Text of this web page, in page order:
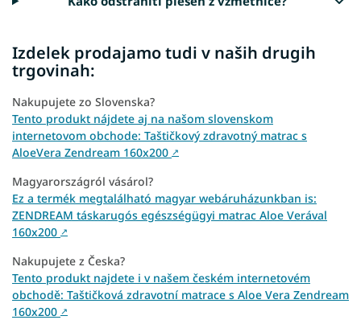
Izdelek prodajamo tudi v naših drugih
trgovinah:
Nakupujete zo Slovenska?
Tento produkt nájdete aj na našom slovenskom
internetovom obchode: Taštičkový zdravotný matrac s
AloeVera Zendream 160x200 ↗
Magyarországról vásárol?
Ez a termék megtalálható magyar webáruházunkban is:
ZENDREAM táskarugós egészségügyi matrac Aloe Verával
160x200 ↗
Nakupujete z Česka?
Tento produkt najdete i v našem českém internetovém
obchodě: Taštičková zdravotní matrace s Aloe Vera Zendream
160x200 ↗